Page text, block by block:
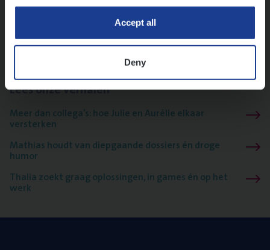
Accept all
Deny
IT, Change & Innovation
Lees onze verhalen
Meer dan collega’s: hoe Julie en Aurélie elkaar
versterken
Mathias houdt van diepgaande dossiers én droge
humor
Thalia zoekt graag oplossingen, in games én op het
werk